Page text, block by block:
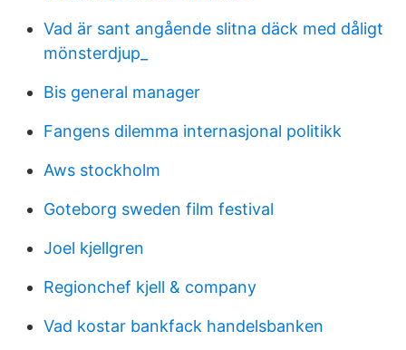
Vad är sant angående slitna däck med dåligt
mönsterdjup_
Bis general manager
Fangens dilemma internasjonal politikk
Aws stockholm
Goteborg sweden film festival
Joel kjellgren
Regionchef kjell & company
Vad kostar bankfack handelsbanken